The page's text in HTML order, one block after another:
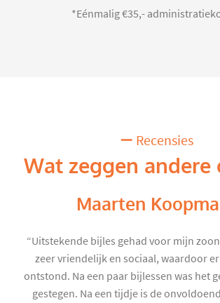
*Eénmalig €35,-
Recensies
Wat zeggen andere
Maarten
“Uitstekende bijles gehad voor mijn
zeer vriendelijk en sociaal, waardoor
ontstond. Na een paar bijlessen was het
gestegen. Na een tijdje is de